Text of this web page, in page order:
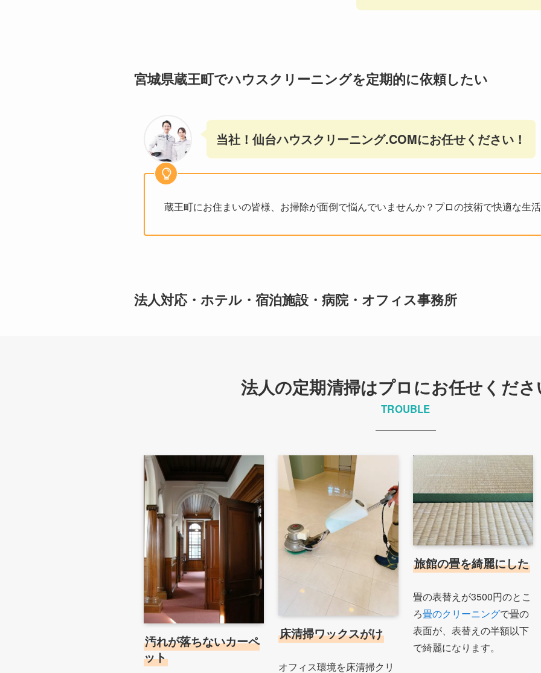
宮城県蔵王町でハウスクリーニングを定期的に依頼したい
当社！仙台ハウスクリーニング.COMにお任せください！
蔵王町にお住まいの皆様、お掃除が面倒で悩んでいませんか？プロの技術で快適な生活
法人対応・ホテル・宿泊施設・病院・オフィス事務所
法人の定期清掃はプロにお任せくださ
TROUBLE
汚れが落ちないカーペ
ット
床清掃ワックスがけ
オフィス環境を床清掃クリ
旅館の畳を綺麗にした
畳の表替えが3500円のとこ
ろ畳のクリーニングで畳の
表面が、表替えの半額以下
で綺麗になります。